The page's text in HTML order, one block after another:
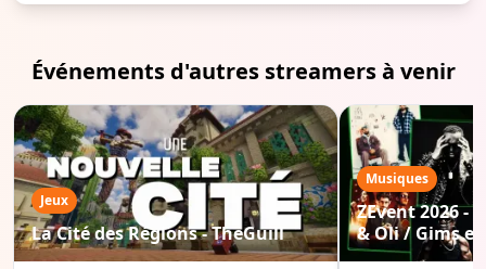
Événements d'autres streamers à venir
Jeux
La Cité des Régions - TheGuill
Musiques
ZEvent 2026 -
& Oli / Gims